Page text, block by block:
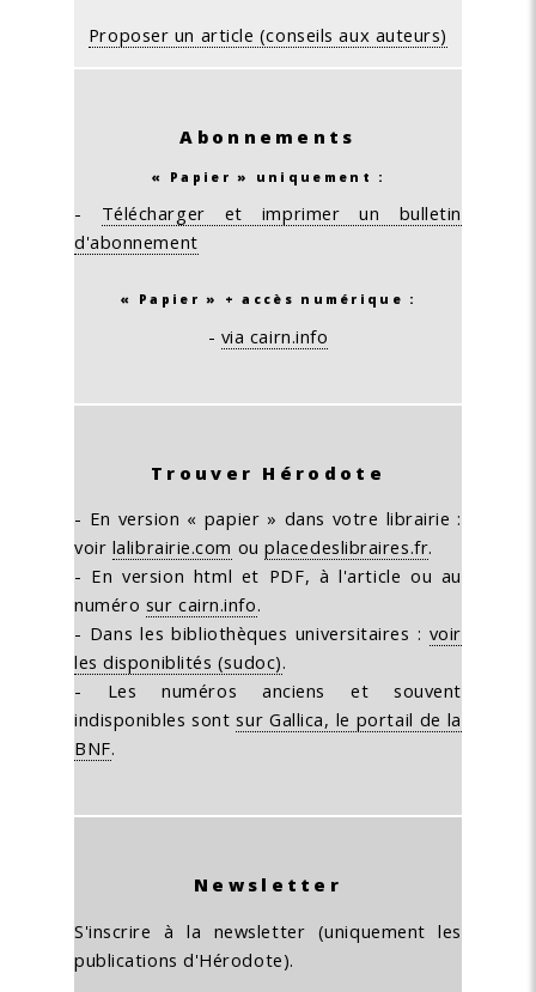
Proposer un article (conseils aux auteurs)
Abonnements
« Papier » uniquement :
- Télécharger et imprimer un bulletin
d'abonnement
« Papier » + accès numérique :
- via cairn.info
Trouver Hérodote
- En version « papier » dans votre librairie :
voir lalibrairie.com ouplacedeslibraires.fr.
- En version html et PDF, à l'article ou au
numéro sur cairn.info.
- Dans les bibliothèques universitaires : voir
les disponiblités (sudoc).
- Les numéros anciens et souvent
indisponibles sontsur Gallica, le portail de la
BNF.
Newsletter
S'inscrire à la newsletter (uniquement les
publications d'Hérodote).